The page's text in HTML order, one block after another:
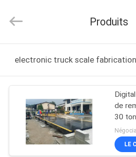
MAISON
PRODUITS
VIDÉOS
Co.,Limited.
Produits
electronic truck scale
de
30
LE